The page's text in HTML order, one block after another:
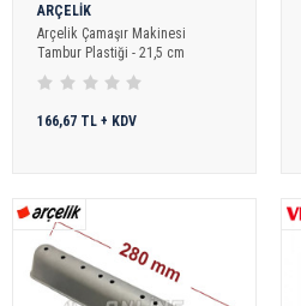
ARÇELİK
Arçelik Çamaşır Makinesi
Tambur Plastiği - 21,5 cm
166,67 TL + KDV